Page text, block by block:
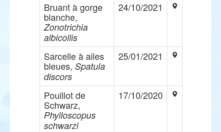
Bruant à gorge
blanche,
Zonotrichia
albicollis
24/10/2021
Sarcelle à ailes
bleues, Spatula
discors
25/01/2021
Pouillot de
Schwarz,
Phylloscopus
schwarzi
17/10/2020